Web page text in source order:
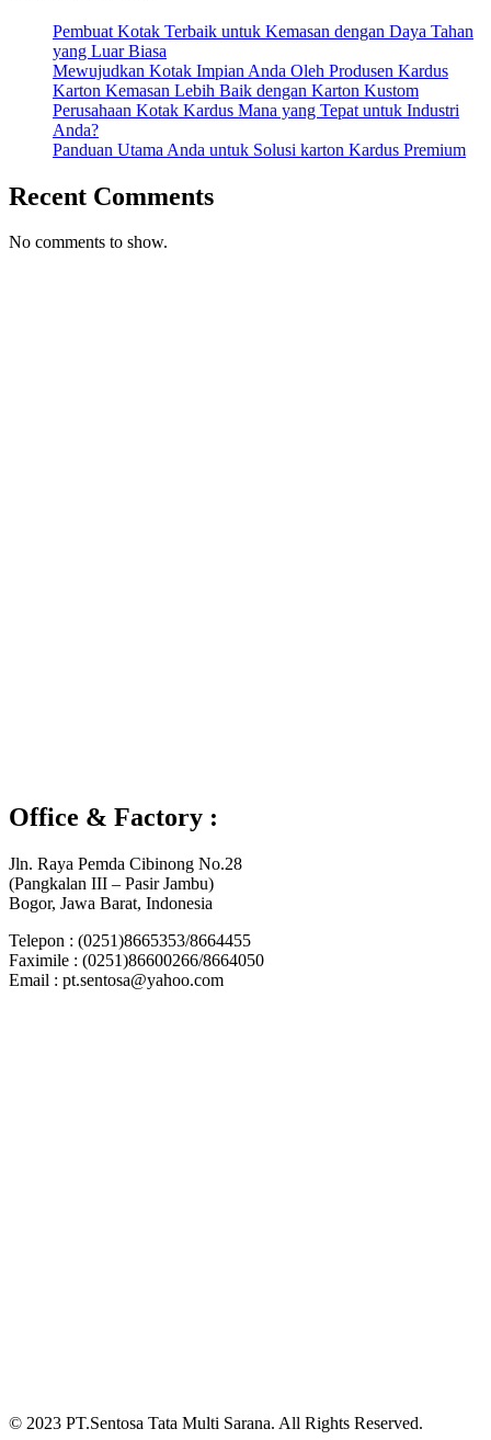
Pembuat Kotak Terbaik untuk Kemasan dengan Daya Tahan
yang Luar Biasa
Mewujudkan Kotak Impian Anda Oleh Produsen Kardus
Karton Kemasan Lebih Baik dengan Karton Kustom
Perusahaan Kotak Kardus Mana yang Tepat untuk Industri
Anda?
Panduan Utama Anda untuk Solusi karton Kardus Premium
Recent Comments
No comments to show.
Office & Factory :
Jln. Raya Pemda Cibinong No.28
(Pangkalan III – Pasir Jambu)
Bogor, Jawa Barat, Indonesia
Telepon : (0251)8665353/8664455
Faximile : (0251)86600266/8664050
Email : pt.sentosa@yahoo.com
© 2023 PT.Sentosa Tata Multi Sarana. All Rights Reserved.